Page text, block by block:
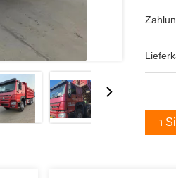
Holen